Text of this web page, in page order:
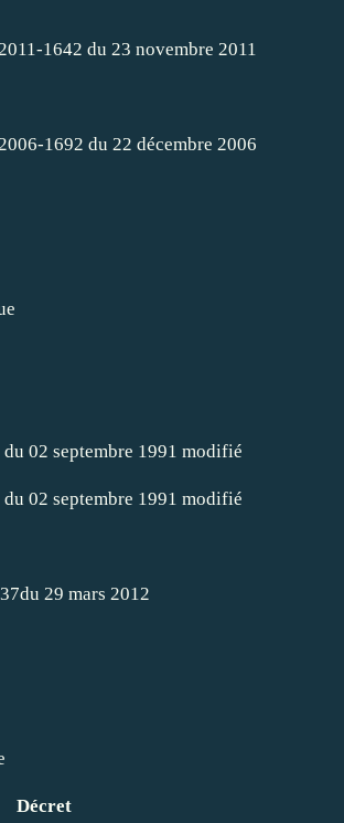
1642 du 23 novembre 2011
1692 du 22 décembre 2006
02 septembre 1991 modifié
02 septembre 1991 modifié
29 mars 2012
Décret